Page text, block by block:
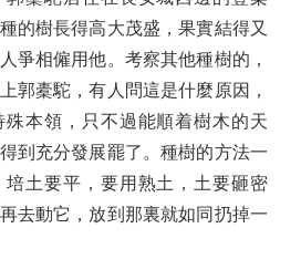
的樹長得高大茂盛，果實結得又
爭相僱用他。考察其他種樹的，
郭橐駝，有人問這是什麼原因，
本領，只不過能順着樹木的天
到充分發展罷了。種樹的方法一
土要平，要用熟土，土要砸密
去動它，放到那裏就如同扔掉一